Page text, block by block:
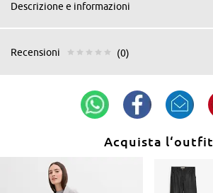
Descrizione e informazioni
Recensioni (0)
Acquista l‘outfit